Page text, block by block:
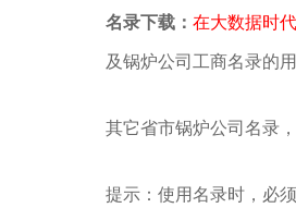
名录下载： 在大数据时
及锅炉公司工商名录的
其它省市锅炉公司名录，
提示：使用名录时，必